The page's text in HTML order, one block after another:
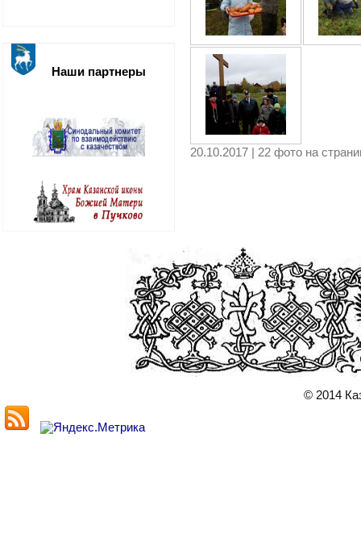
Наши партнеры
20.10.2017 | 22 фото на
© 2014